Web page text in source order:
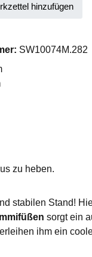
hinzufügen
SW10074M.282
zu heben.
stabilen Stand!
sorgt ein
ihm ein